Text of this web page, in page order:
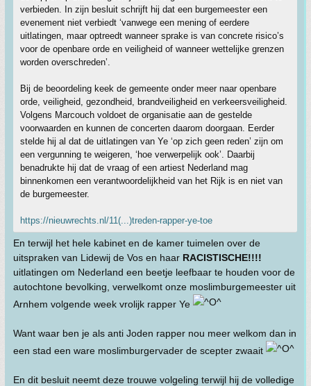
verbieden. In zijn besluit schrijft hij dat een burgemeester een
evenement niet verbiedt ‘vanwege een mening of eerdere
uitlatingen, maar optreedt wanneer sprake is van concrete risico’s
voor de openbare orde en veiligheid of wanneer wettelijke grenzen
worden overschreden’.
Bij de beoordeling keek de gemeente onder meer naar openbare
orde, veiligheid, gezondheid, brandveiligheid en verkeersveiligheid.
Volgens Marcouch voldoet de organisatie aan de gestelde
voorwaarden en kunnen de concerten daarom doorgaan. Eerder
stelde hij al dat de uitlatingen van Ye ‘op zich geen reden’ zijn om
een vergunning te weigeren, ‘hoe verwerpelijk ook’. Daarbij
benadrukte hij dat de vraag of een artiest Nederland mag
binnenkomen een verantwoordelijkheid van het Rijk is en niet van
de burgemeester.
https://nieuwrechts.nl/11(...)treden-rapper-ye-toe
En terwijl het hele kabinet en de kamer tuimelen over de
uitspraken van Lidewij de Vos en haar RACISTISCHE!!!!
uitlatingen om Nederland een beetje leefbaar te houden voor de
autochtone bevolking, verwelkomt onze moslimburgemeester uit
Arnhem volgende week vrolijk rapper Ye
Want waar ben je als anti Joden rapper nou meer welkom dan in
een stad een ware moslimburgervader de scepter zwaait
En dit besluit neemt deze trouwe volgeling terwijl hij de volledige